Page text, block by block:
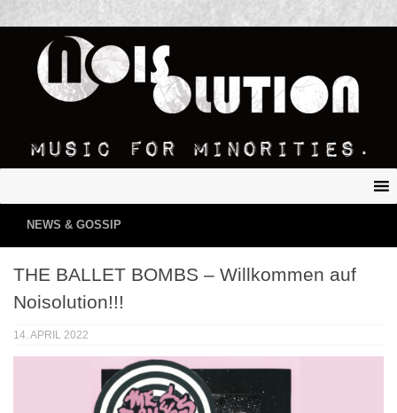
NEWS & GOSSIP
THE BALLET BOMBS – Willkommen auf
Noisolution!!!
14. APRIL 2022